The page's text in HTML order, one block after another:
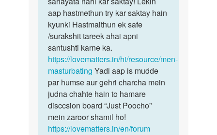
chahta
hu
please
by
Rohit
bohot
hi…
aap hastmethun try kar saktay hain
kyunki Hastmaithun ek safe
/surakshit tareek ahai apni
santushti karne ka.
https://lovematters.in/hi/resource/men-
masturbating Yadi aap is mudde
par humse aur gehri charcha mein
judna chahte hain to hamare
disccsion board “Just Poocho”
mein zaroor shamil ho!
https://lovematters.in/en/forum